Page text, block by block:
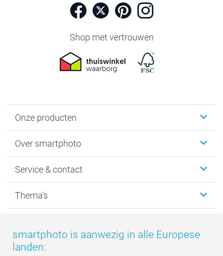
Shop met vertrouwen
Onze producten
Fotoboeken
Fotocadeaus
Kaarten
Over smartphoto
Vacatures
Bestelproces
Privacy
Cookiebeleid
Service & contact
Tevredenheidsgarantie
smartbonus
smartfriends
Thema's
Moederdag
Vaderdag
smartphoto is aanwezig in alle Europese
landen: